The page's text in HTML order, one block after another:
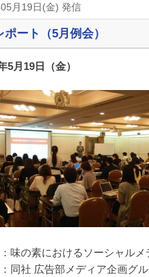
月19日(金) 発信
ポート（5月例会）
5月19日（金）
味の素におけるソーシャルメ
同社 広告部メディア企画グ